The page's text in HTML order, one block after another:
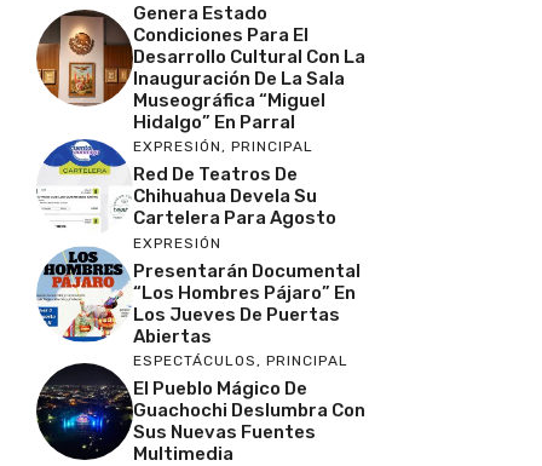
Genera Estado
Condiciones Para El
Desarrollo Cultural Con La
Inauguración De La Sala
Museográfica “Miguel
Hidalgo” En Parral
EXPRESIÓN, PRINCIPAL
Red De Teatros De
Chihuahua Devela Su
Cartelera Para Agosto
EXPRESIÓN
Presentarán Documental
“Los Hombres Pájaro” En
Los Jueves De Puertas
Abiertas
ESPECTÁCULOS , PRINCIPAL
El Pueblo Mágico De
Guachochi Deslumbra Con
Sus Nuevas Fuentes
Multimedia